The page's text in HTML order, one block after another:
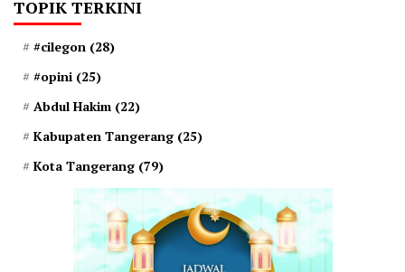
TOPIK TERKINI
#cilegon (28)
#opini (25)
Abdul Hakim (22)
Kabupaten Tangerang (25)
Kota Tangerang (79)